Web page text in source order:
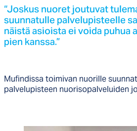
“Jos­kus nuo­ret jou­tu­vat
suun­na­tul­le pal­ve­lu­pis­teel­le
näis­tä asiois­ta ei voi­da
pien kans­sa.”
Mufindissa toimivan nuorille
palvelupisteen nuorisopalveluiden